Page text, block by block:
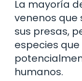
La mayoría
venenos que
sus presas,
especies
humanos.